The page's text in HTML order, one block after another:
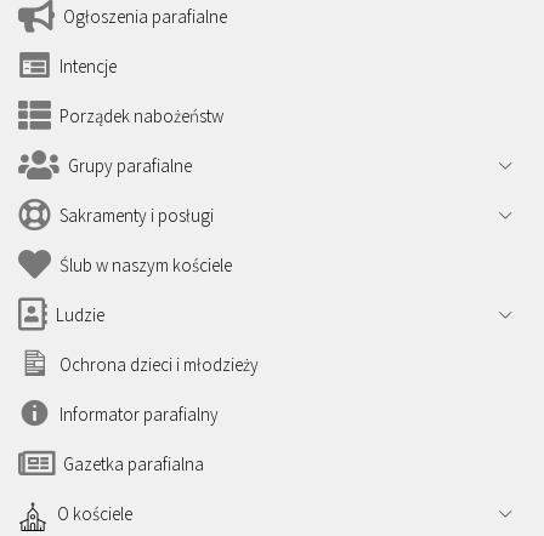
Ogłoszenia parafialne
Intencje
Porządek nabożeństw
Grupy parafialne
Sakramenty i posługi
Ślub w naszym kościele
Ludzie
Ochrona dzieci i młodzieży
Informator parafialny
Gazetka parafialna
O kościele